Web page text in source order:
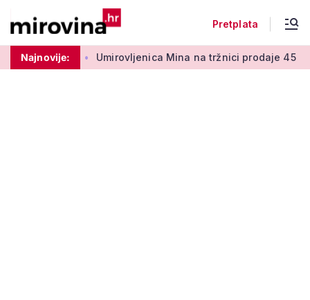
Pretplata
Najnovije:
50 centi Umirovljenica Mina na tržnici prodaje 45